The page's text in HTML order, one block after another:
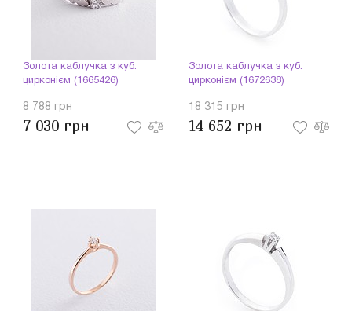
Золота каблучка з куб.
цирконієм (1665426)
8 788 грн
7 030 грн
Золота каблучка з куб.
цирконієм (1672638)
18 315 грн
14 652 грн